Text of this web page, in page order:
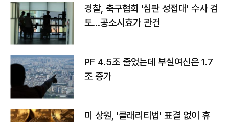
경찰, 축구협회 '심판 성접대' 수사 검
토…공소시효가 관건
PF 4.5조 줄었는데 부실여신은 1.7
조 증가
미 상원, '클래리티법' 표결 없이 휴